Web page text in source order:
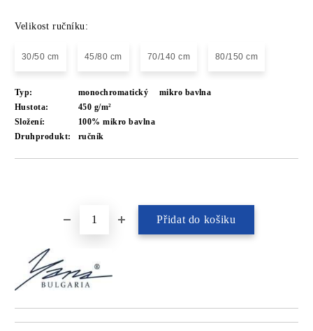
Velikost ručníku:
30/50 cm 45/80 cm 70/140 cm 80/150 cm
Typ: monochromatický
mikro bavlna
Hustota:
450 g/m²
Složení:
100% mikro bavlna
Druhprodukt:
ručník